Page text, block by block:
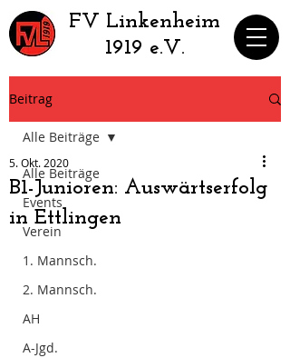
​FV Linkenheim
1919 e.V.
Beitrag
Alle Beiträge
Events
Verein
1. Mannsch.
2. Mannsch.
AH
A-Jgd.
Alle Beiträge
B1-Junioren: Auswärtserfolg
in Ettlingen
5. Okt. 2020